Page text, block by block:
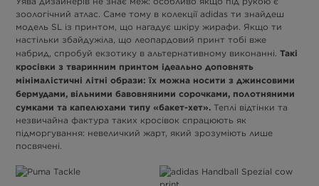
зоологічний атлас. Саме тому в колекції adidas ти знайдеш
модель SL із принтом, що нагадує шкіру жирафи. Якщо ти
настільки збайдужіла, що леопардовий принт тобі вже
набрид, спробуй екзотику в альтернативному виконанні. Такі
кросівки з тваринним принтом ідеально доповнять
мінімалістичні літні образи: їх можна носити з джинсовими
бермудами, вільними бавовняними сорочками, полотняними
сумками та капелюхами типу «бакет-хет». Теплі відтінки та
незвичайна фактура таких кросівок спрацюють як
підморгування: невеличкий жарт, який зрозуміють лише
посвячені.